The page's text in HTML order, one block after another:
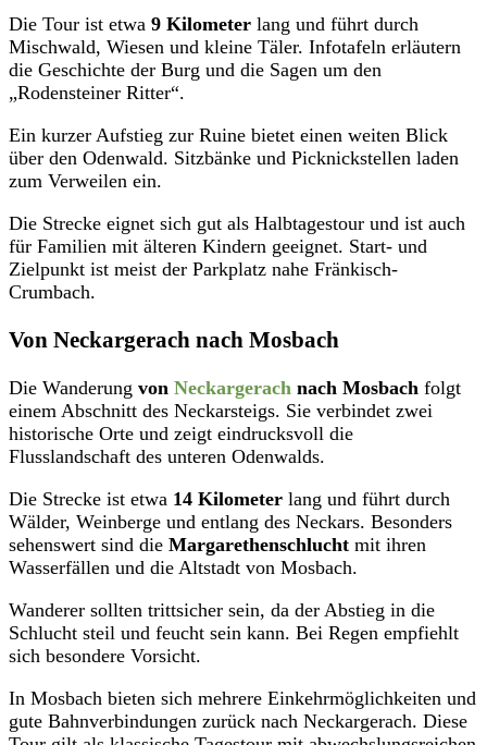
Die Tour ist etwa 9 Kilometer lang und führt durch
Mischwald, Wiesen und kleine Täler. Infotafeln erläutern
die Geschichte der Burg und die Sagen um den
„Rodensteiner Ritter“.
Ein kurzer Aufstieg zur Ruine bietet einen weiten Blick
über den Odenwald. Sitzbänke und Picknickstellen laden
zum Verweilen ein.
Die Strecke eignet sich gut als Halbtagestour und ist auch
für Familien mit älteren Kindern geeignet. Start- und
Zielpunkt ist meist der Parkplatz nahe Fränkisch-
Crumbach.
Von Neckargerach nach Mosbach
Die Wanderung von Neckargerach nach Mosbach folgt
einem Abschnitt des Neckarsteigs. Sie verbindet zwei
historische Orte und zeigt eindrucksvoll die
Flusslandschaft des unteren Odenwalds.
Die Strecke ist etwa 14 Kilometer lang und führt durch
Wälder, Weinberge und entlang des Neckars. Besonders
sehenswert sind die Margarethenschlucht mit ihren
Wasserfällen und die Altstadt von Mosbach.
Wanderer sollten trittsicher sein, da der Abstieg in die
Schlucht steil und feucht sein kann. Bei Regen empfiehlt
sich besondere Vorsicht.
In Mosbach bieten sich mehrere Einkehrmöglichkeiten und
gute Bahnverbindungen zurück nach Neckargerach. Diese